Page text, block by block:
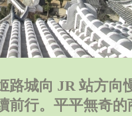
路城向 JR 站方向
前行。平平無奇